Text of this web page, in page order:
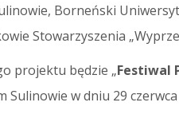
Borneński
Stowarzyszenia
projektu będzie „Festiwal
Sulinowie w dniu 29